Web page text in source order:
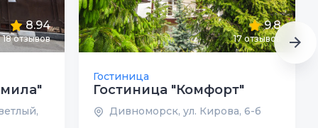
8.94
18отзывов
9.8
17отзывов
Гостиница
Гостиница "Комфорт"
Дивноморск, ул. Кирова, 6-б